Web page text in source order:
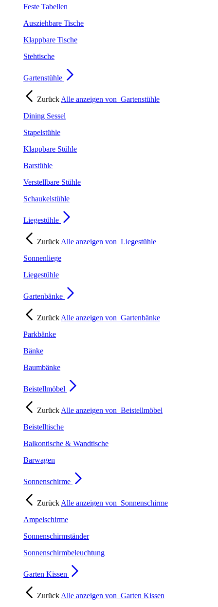
Feste Tabellen
Ausziehbare Tische
Klappbare Tische
Stehtische
Gartenstühle
Zurück Alle anzeigen von Gartenstühle
Dining Sessel
Stapelstühle
Klappbare Stühle
Barstühle
Verstellbare Stühle
Schaukelstühle
Liegestühle
Zurück Alle anzeigen von Liegestühle
Sonnenliege
Liegestühle
Gartenbänke
Zurück Alle anzeigen von Gartenbänke
Parkbänke
Bänke
Baumbänke
Beistellmöbel
Zurück Alle anzeigen von Beistellmöbel
Beistelltische
Balkontische & Wandtische
Barwagen
Sonnenschirme
Zurück Alle anzeigen von Sonnenschirme
Ampelschirme
Sonnenschirmständer
Sonnenschirmbeleuchtung
Garten Kissen
Zurück Alle anzeigen von Garten Kissen